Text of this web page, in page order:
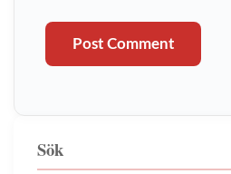
Post Comment
Sök